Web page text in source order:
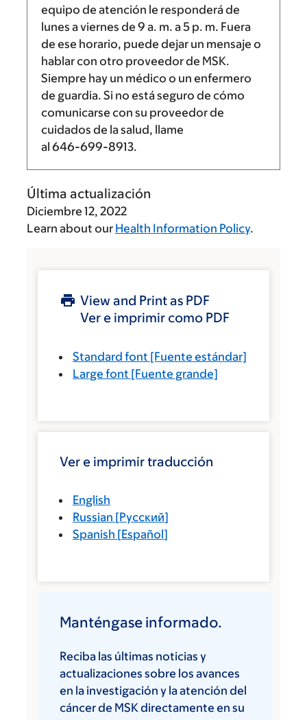
equipo de atención le responderá de
lunes a viernes de 9 a. m. a5 p. m. Fuera
de ese horario, puede dejar un mensaje o
hablar con otro proveedor de MSK.
Siempre hay un médico o un enfermero
de guardia. Si no está seguro de cómo
comunicarse con su proveedor de
cuidados de la salud, llame
al 646-699-8913.
Última actualización
Diciembre 12, 2022
Learn about our Health Information Policy.
View and Print as PDF
Ver e imprimir como PDF
Standard font [Fuente estándar]
Large font [Fuente grande]
Ver e imprimir traducción
English
Russian [Русский]
Spanish [Español]
Manténgase informado.
Reciba las últimas noticias y
actualizaciones sobre los avances
en la investigación y la atención del
cáncer de MSK directamente en su